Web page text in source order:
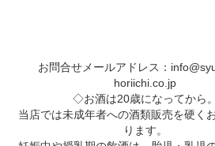
お問合せメールアドレス：
horiichi.co.jp
◇お酒は20歳になってから。
当店では未成年者への酒類販売を硬く
ります。